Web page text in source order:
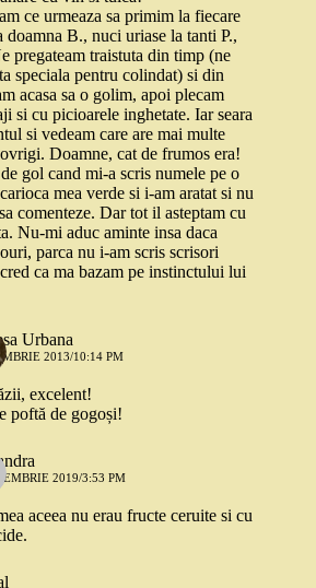
ce urmeaza sa primim la fiecare
doamna B., nuci uriase la tanti P.,
pregateam traistuta din timp (ne
speciala pentru colindat) si din
acasa sa o golim, apoi plecam
si cu picioarele inghetate. Iar seara
si vedeam care are mai multe
Doamne, cat de frumos era!
gol cand mi-a scris numele pe o
mea verde si i-am aratat si nu
comenteze. Dar tot il asteptam cu
Nu-mi aduc aminte insa daca
parca nu i-am scris scrisori
ca ma bazam pe instinctului lui
Urbana
2013/10:14 PM
excelent!
poftă de gogoși!
2019/3:53 PM
aceea nu erau fructe ceruite si cu